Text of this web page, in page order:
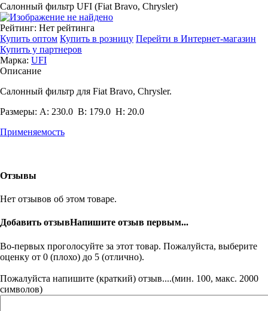
Салонный фильтр UFI (Fiat Bravo, Chrysler)
Рейтинг: Нет рейтинга
Купить оптом Купить в розницу Перейти в Интернет-магазин
Купить у партнеров
Марка: UFI
Описание
Салонный фильтр для Fiat Bravo, Chrysler.
Размеры: A: 230.0 B: 179.0 H: 20.0
Применяемость
Отзывы
Нет отзывов об этом товаре.
Добавить отзывНапишите отзыв первым...
Во-первых проголосуйте за этот товар. Пожалуйста, выберите
оценку от 0 (плохо) до 5 (отлично).
Пожалуйста напишите (краткий) отзыв....(мин. 100, макс. 2000
символов)